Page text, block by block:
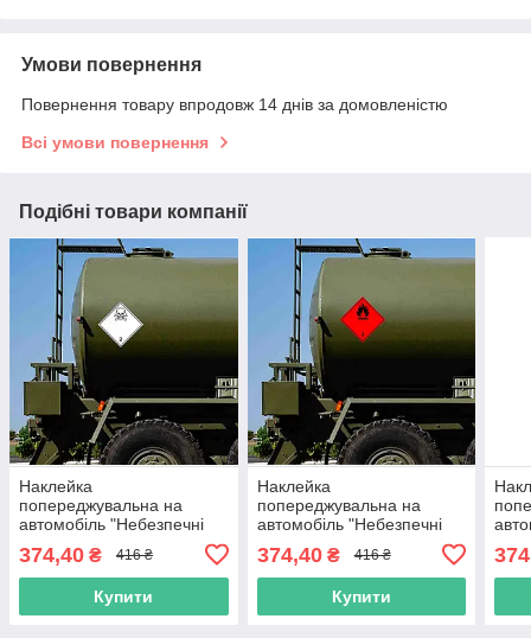
Умови повернення
Повернення товару впродовж 14 днів за домовленістю
Всі умови повернення
Подібні товари компанії
Наклейка
попереджувальна на
автомобіль "Небезпечні
вантажі. Незаймисті гази.
Нетоксичні гази. Клас 2" з
оракалу
374,40 ₴ 416 ₴
Купити
Наклейка
попереджувальна на
автомобіль "Небезпечні
рідини. Нетоксичні гази.
Клас 2" з оракалу
374,40₴ 416 ₴
Купити